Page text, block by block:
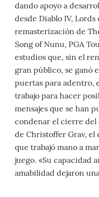
dando apoyo a
desde Diablo IV, Lords
remasterización de
Song of Nunu, PGA
estudios que, sin el
gran público, se ganó
puertas para adentro,
trabajo para hacer
mensajes que se han
condenar el cierre
de Christoffer Grav,
que trabajó mano a
juego. «Su capacidad
amabilidad dejaron